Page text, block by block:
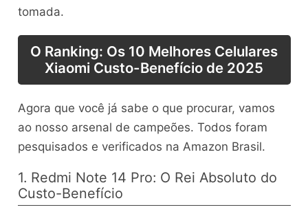
tomada.
O Ranking: Os 10 Melhores Celulares
Xiaomi Custo-Benefício de 2025
Agora que você já sabe o que procurar, vamos
ao nosso arsenal de campeões. Todos foram
pesquisados e verificados na Amazon Brasil.
1. Redmi Note 14 Pro: O Rei Absoluto do
Custo-Benefício